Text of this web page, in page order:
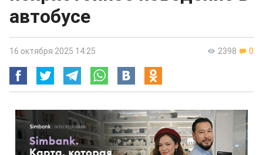
автобусе
2398 0
16 октября 2025 14:25